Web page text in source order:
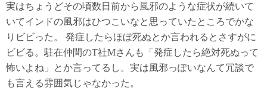
実はちょうどその頃数日前から風邪のような症状が続いて
いてインドの風邪はひつこいなと思っていたところでかな
りビビった。 発症したらほぼ死ぬとか言われるとさすがに
ビビる。駐在仲間のT社Mさんも「発症したら絶対死ぬって
怖いよね」とか言ってるし。実は風邪っぽいなんて冗談で
も言える雰囲気じゃなかった。